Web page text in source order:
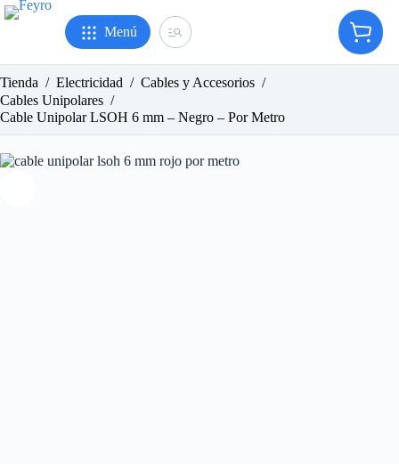
Saltar
al
Menú
Carro
de
Tienda / Electricidad / Cables y Accesorios /
Cables Unipolares /
Cable Unipolar LSOH 6 mm – Negro – Por Metro